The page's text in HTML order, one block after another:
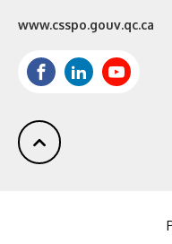
Site
www.csspo.gouv.qc.ca
FacebookLinkedInYoutube